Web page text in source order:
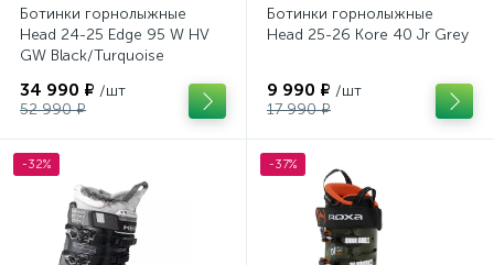
Ботинки горнолыжные
Head 24-25 Edge 95 W HV
GW Black/Turquoise
34 990 ₽ /шт
52 990 ₽
Ботинки горнолыжные
Head 25-26 Kore 40 Jr Grey
9 990 ₽ /шт
17 990 ₽
-32% -37%